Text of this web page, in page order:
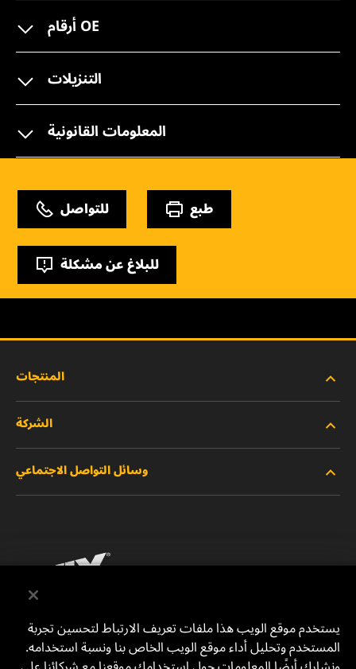
أرقام OE
التنزيلات
المعلومات القانونية
للتواصل طبع
للبلاغ عن مشكلة
المنتجات
المنتجات الجديدة
المنتجات المتوقفة/المستبدلة
الشركة
الوظائف
إشعار قانوني
الطباعة
للتواصل معنا
وسائل التواصل الاجتماعي
يوتيوب
MANN+HUMMEL Middle East FZE
يستخدم موقع الويب هذا ملفات تعريف الارتباط لتحسين تجربة
المستخدم وتحليل أداء موقع الويب الخاص بنا ونسبة استخدامه.